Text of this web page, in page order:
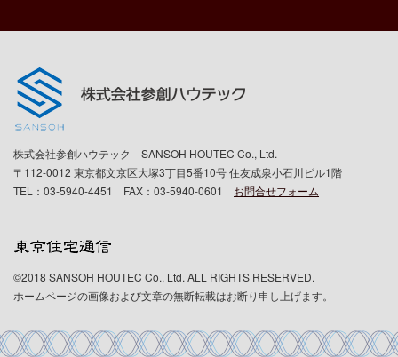
株式会社参創ハウテック SANSOH HOUTEC Co., Ltd.
〒112-0012 東京都文京区大塚3丁目5番10号 住友成泉小石川ビル1階
TEL：03-5940-4451 FAX：03-5940-0601 お問合せフォーム
©2018 SANSOH HOUTEC Co., Ltd. ALL RIGHTS RESERVED.
ホームページの画像および文章の無断転載はお断り申し上げます。